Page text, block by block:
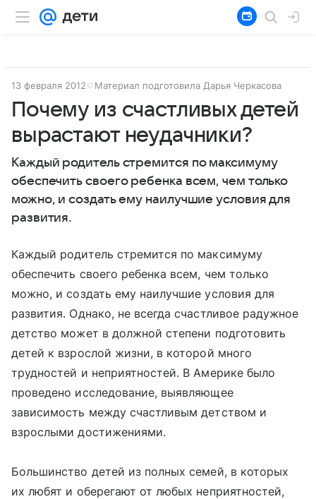
13 февраля 2012 Материал подготовила Дарья Черкасова
Почему из счастливых детей
вырастают неудачники?
Каждый родитель стремится по максимуму
обеспечить своего ребенка всем, чем только
можно, и создать ему наилучшие условия для
развития.
Каждый родитель стремится по максимуму
обеспечить своего ребенка всем, чем только
можно, и создать ему наилучшие условия для
развития. Однако, не всегда счастливое радужное
детство может в должной степени подготовить
детей к взрослой жизни, в которой много
трудностей и неприятностей. В Америке было
проведено исследование, выявляющее
зависимость между счастливым детством и
взрослыми достижениями.
Большинство детей из полных семей, в которых
их любят и оберегают от любых неприятностей,